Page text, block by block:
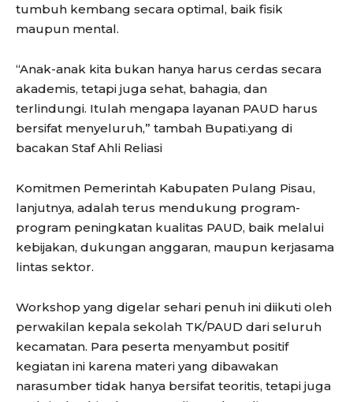
tumbuh kembang secara optimal, baik fisik
maupun mental.
“Anak-anak kita bukan hanya harus cerdas secara
akademis, tetapi juga sehat, bahagia, dan
terlindungi. Itulah mengapa layanan PAUD harus
bersifat menyeluruh,” tambah Bupati.yang di
bacakan Staf Ahli Reliasi
Komitmen Pemerintah Kabupaten Pulang Pisau,
lanjutnya, adalah terus mendukung program-
program peningkatan kualitas PAUD, baik melalui
kebijakan, dukungan anggaran, maupun kerjasama
lintas sektor.
Workshop yang digelar sehari penuh ini diikuti oleh
perwakilan kepala sekolah TK/PAUD dari seluruh
kecamatan. Para peserta menyambut positif
kegiatan ini karena materi yang dibawakan
narasumber tidak hanya bersifat teoritis, tetapi juga